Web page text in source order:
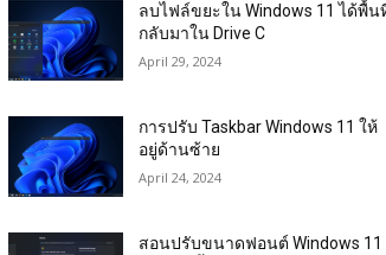
ลบไฟล์ขยะใน Windows 11 ได้พื้น
กลับมาใน Drive C
April 29, 2024
การปรับ Taskbar Windows 11 ให้
อยู่ด้านซ้าย
April 24, 2024
สอนปรับขนาดฟอนต์ Windows 11